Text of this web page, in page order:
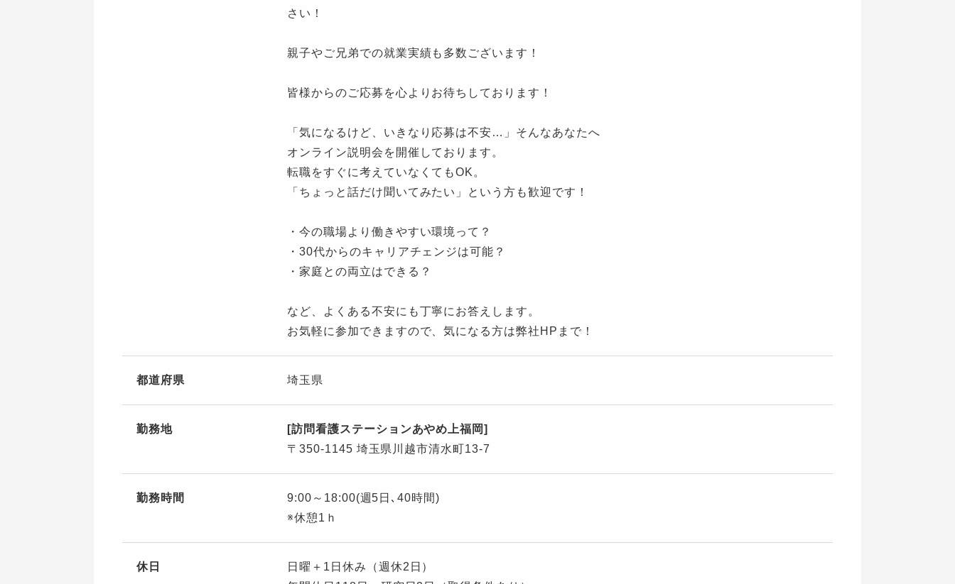
さい！
親子やご兄弟での就業実績も多数ございます！
皆様からのご応募を心よりお待ちしております！
「気になるけど、いきなり応募は不安…」そんなあなたへ
オンライン説明会を開催しております。
転職をすぐに考えていなくてもOK。
「ちょっと話だけ聞いてみたい」という方も歓迎です！
・今の職場より働きやすい環境って？
・30代からのキャリアチェンジは可能？
・家庭との両立はできる？
など、よくある不安にも丁寧にお答えします。
お気軽に参加できますので、気になる方は弊社HPまで！
都道府県 埼玉県
勤務地
[訪問看護ステーションあやめ上福岡]
〒350-1145 埼玉県川越市清水町13-7
勤務時間
9:00～18:00(週5日､40時間)
※休憩1ｈ
休日
日曜＋1日休み（週休2日）